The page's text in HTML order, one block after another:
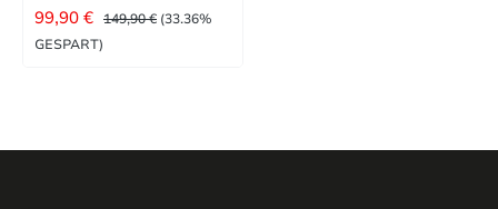
VERKAUFSPREIS:
99,90 € REGULÄRER PREIS:
149,90 € (33.36%
GESPART)